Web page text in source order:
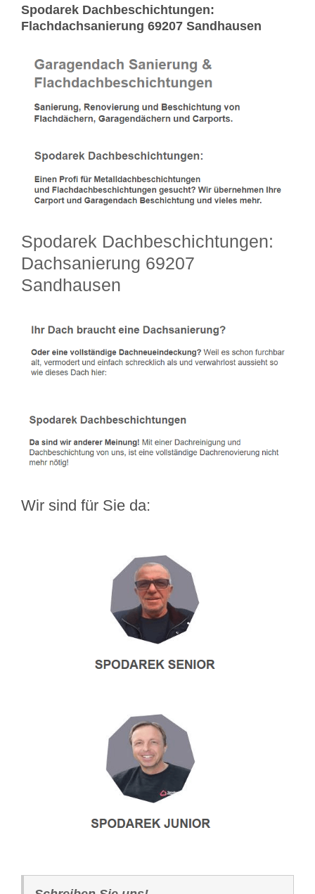
Spodarek Dachbeschichtungen:
Flachdachsanierung 69207 Sandhausen
Spodarek Dachbeschichtungen:
Dachsanierung 69207
Sandhausen
Wir sind für Sie da: